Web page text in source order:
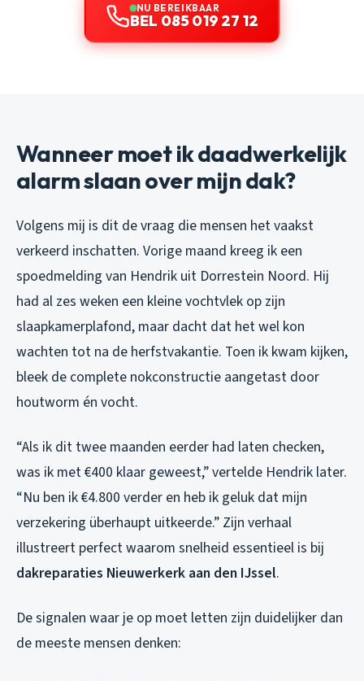
NU BEREIKBAAR
BEL 085 019 27 12
Wanneer moet ik daadwerkelijk
alarm slaan over mijn dak?
Volgens mij is dit de vraag die mensen het vaakst
verkeerd inschatten. Vorige maand kreeg ik een
spoedmelding van Hendrik uit Dorrestein Noord. Hij
had al zes weken een kleine vochtvlek op zijn
slaapkamerplafond, maar dacht dat het wel kon
wachten tot na de herfstvakantie. Toen ik kwam kijken,
bleek de complete nokconstructie aangetast door
houtworm én vocht.
“Als ik dit twee maanden eerder had laten checken,
was ik met €400 klaar geweest,” vertelde Hendrik later.
“Nu ben ik €4.800 verder en heb ik geluk dat mijn
verzekering überhaupt uitkeerde.” Zijn verhaal
illustreert perfect waarom snelheid essentieel is bij
dakreparaties Nieuwerkerk aan den IJssel.
De signalen waar je op moet letten zijn duidelijker dan
de meeste mensen denken: